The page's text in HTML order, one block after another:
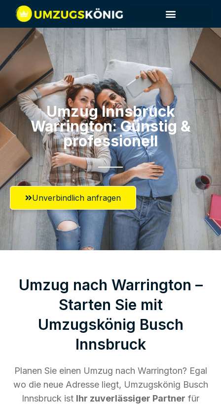
Umzug Innsbruck​
Warrington: Günstig &
professionell​
Unverbindlich anfragen
Umzug nach Warrington –
Starten Sie mit
Umzugskönig Busch
Innsbruck
Planen Sie einen Umzug nach Warrington? Egal
wo die neue Adresse liegt, Umzugskönig Busch
Innsbruck ist Ihr zuverlässiger Partner für